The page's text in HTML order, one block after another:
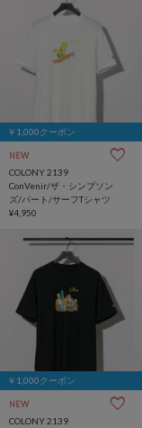
￥1,000クーポン
NEW
COLONY 2139
ConVenir/ザ・シンプソン
ズ/バート/サーフTシャツ
¥4,950
￥1,000クーポン
NEW
COLONY 2139